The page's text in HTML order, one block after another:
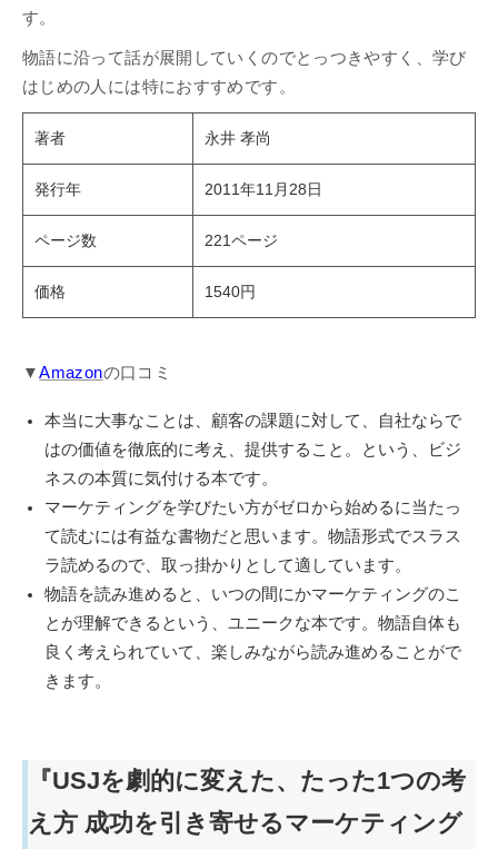
す。
物語に沿って話が展開していくのでとっつきやすく、学び
はじめの人には特におすすめです。
著者 永井 孝尚
発行年 2011年11月28日
ページ数 221ページ
価格 1540円
▼Amazonの口コミ
本当に大事なことは、顧客の課題に対して、自社ならで
はの価値を徹底的に考え、提供すること。という、ビジ
ネスの本質に気付ける本です。
マーケティングを学びたい方がゼロから始めるに当たっ
て読むには有益な書物だと思います。物語形式でスラス
ラ読めるので、取っ掛かりとして適しています。
物語を読み進めると、いつの間にかマーケティングのこ
とが理解できるという、ユニークな本です。物語自体も
良く考えられていて、楽しみながら読み進めることがで
きます。
『USJを劇的に変えた、たった1つの考
え方 成功を引き寄せるマーケティング